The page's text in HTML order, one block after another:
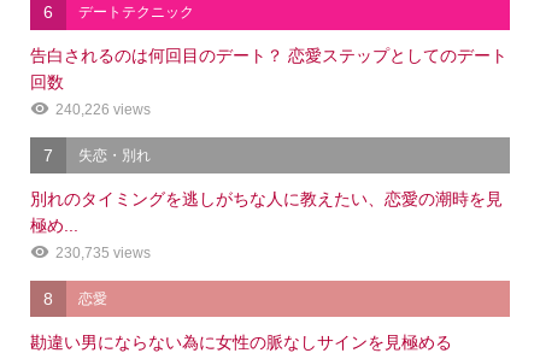
6 デートテクニック
告白されるのは何回目のデート？ 恋愛ステップとしてのデート
回数
240,226 views
7 失恋・別れ
別れのタイミングを逃しがちな人に教えたい、恋愛の潮時を見
極め...
230,735 views
8 恋愛
勘違い男にならない為に女性の脈なしサインを見極める